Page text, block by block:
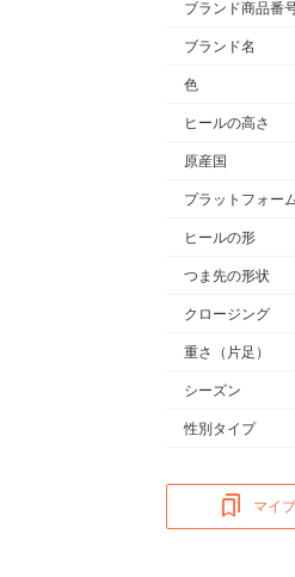
ブランド商品番
ブランド名
色
ヒールの高さ
原産国
プラットフォー
ヒールの形
つま先の形状
クロージング
重さ （片足）
シーズン
性別タイプ
マイ